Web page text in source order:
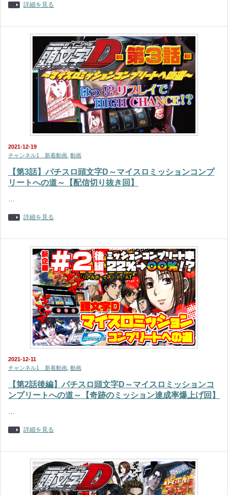
詳細を見る
2021-12-19
チャンネル1 新着動画 動画
【第3話】パチスロ頭文字D～マイスロミッションコンプ
リートへの道～【配信切り抜き回】
詳細を見る
2021-12-11
チャンネル1 新着動画 動画
【第2話後編】パチスロ頭文字D～マイスロミッションコ
ンプリートへの道～【奇跡のミッション達成率爆上げ回】
詳細を見る